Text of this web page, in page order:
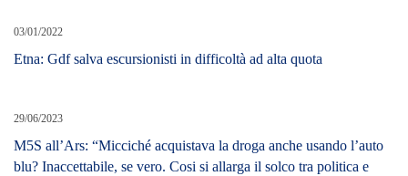
03/01/2022
Etna: Gdf salva escursionisti in difficoltà ad alta quota
29/06/2023
M5S all’Ars: “Micciché acquistava la droga anche usando l’auto
blu? Inaccettabile, se vero. Cosi si allarga il solco tra politica e